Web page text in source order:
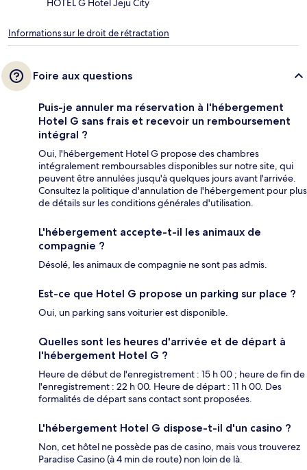
HOTEL G Hotel Jeju City
Informations sur le droit de rétractation
Foire aux questions
Puis-je annuler ma réservation à l'hébergement
Hotel G sans frais et recevoir un remboursement
intégral ?
Oui, l'hébergement Hotel G propose des chambres
intégralement remboursables disponibles sur notre site, qui
peuvent être annulées jusqu'à quelques jours avant l'arrivée.
Consultez la politique d'annulation de l'hébergement pour plus
de détails sur les conditions générales d'utilisation.
L'hébergement accepte-t-il les animaux de
compagnie ?
Désolé, les animaux de compagnie ne sont pas admis.
Est-ce que Hotel G propose un parking sur place ?
Oui, un parking sans voiturier est disponible.
Quelles sont les heures d'arrivée et de départ à
l'hébergement Hotel G ?
Heure de début de l'enregistrement : 15 h 00 ; heure de fin de
l'enregistrement : 22 h 00. Heure de départ : 11 h 00. Des
formalités de départ sans contact sont proposées.
L'hébergement Hotel G dispose-t-il d'un casino ?
Non, cet hôtel ne possède pas de casino, mais vous trouverez
Paradise Casino (à 4 min de route) non loin de là.